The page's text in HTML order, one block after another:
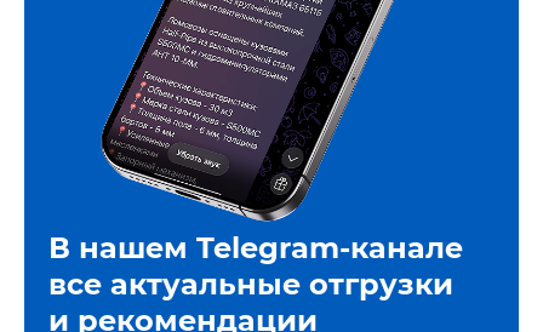
В нашем Telegram-канале
все актуальные отгрузки
и рекомендации